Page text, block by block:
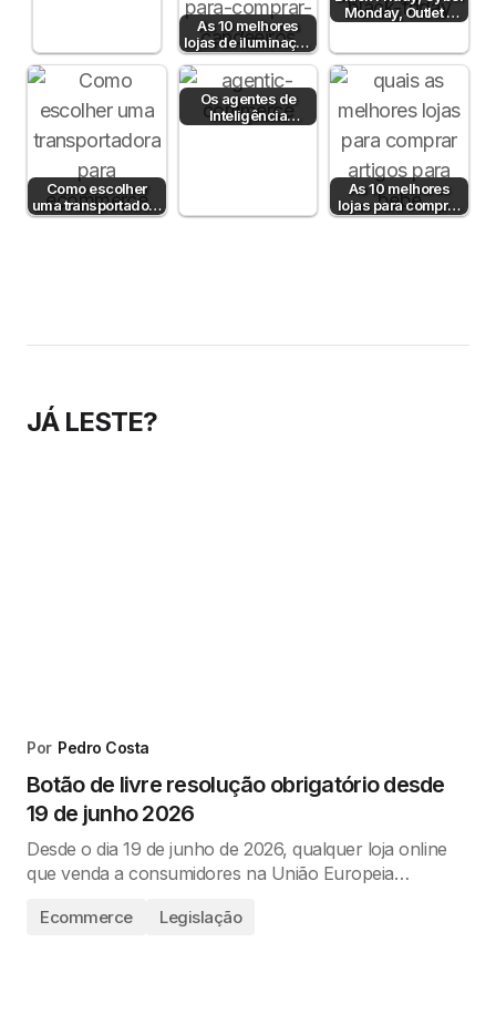
As 10 melhores
lojas de iluminação
em Portugal
Monday, Outlet e
Dia sem IVA! Posso
Como escolher
uma transportadora
para e-commerce:
Os agentes de
Inteligência
Artificial já
As 10 melhores
lojas para comprar
artigos para bebé
JÁ LESTE?
Por Pedro Costa
Botão de livre resolução obrigatório desde
19 de junho 2026
Desde o dia 19 de junho de 2026, qualquer loja online
que venda a consumidores na União Europeia…
Ecommerce Legislação